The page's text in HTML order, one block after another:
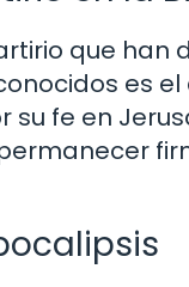
que han
es
fe en